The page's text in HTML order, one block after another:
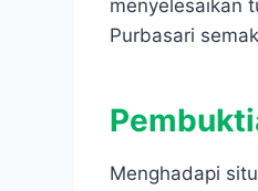
menyelesaikan
Purbasari
Menghadapi